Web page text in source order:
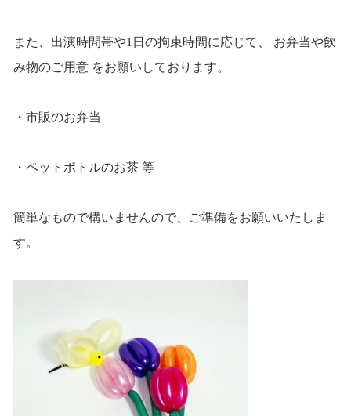
また、出演時間帯や1日の拘束時間に応じて、 お弁当や飲
み物のご用意 をお願いしております。
・市販のお弁当
・ペットボトルのお茶 等
簡単なもので構いませんので、ご準備をお願いいたしま
す。